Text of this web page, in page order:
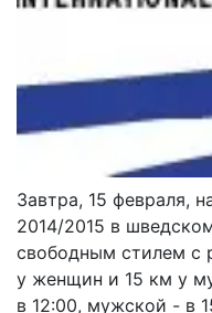
Завтра, 15 февраля,
2014/2015 в
свободным стилем с
у женщин и 15 км у
в 12:00, мужской - в